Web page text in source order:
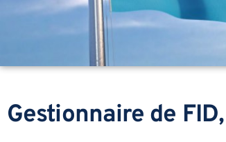
Gestionnaire de